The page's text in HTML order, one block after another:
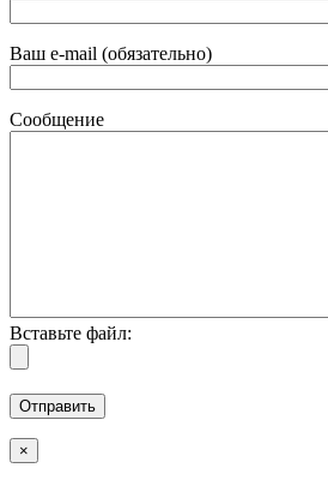
Ваш e-mail (обязательно)
Сообщение
Вставьте файл:
×